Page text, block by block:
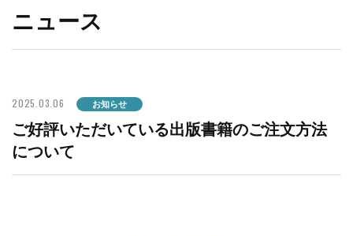
ニュース
2025.03.06 お知らせ
ご好評いただいている出版書籍のご注文方法
について